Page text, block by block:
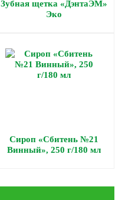
Зубная щетка «ДэнтаЭМ»
Эко
Сироп «Сбитень №21
Винный», 250 г/180 мл